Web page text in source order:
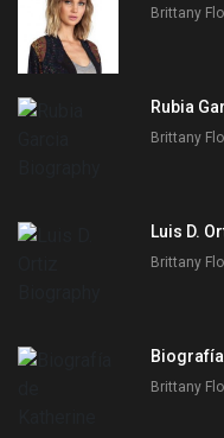
Brittany
Rubia
Brittany
Luis D.
Brittany
Brittany